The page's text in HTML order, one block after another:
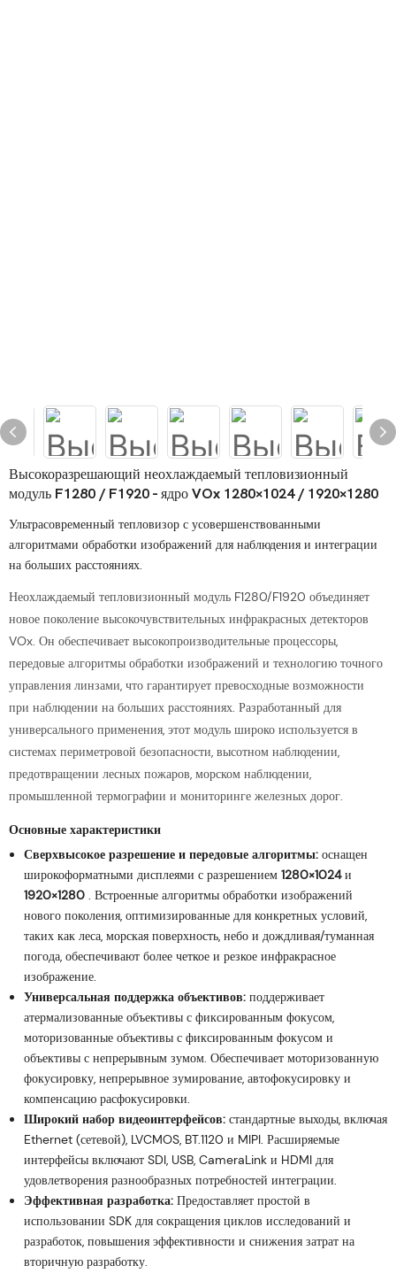
Высокоразрешающий неохлаждаемый тепловизионный
модуль F1280 / F1920 - ядро ​​VOx 1280×1024 / 1920×1280
Ультрасовременный тепловизор с усовершенствованными
алгоритмами обработки изображений для наблюдения и интеграции
на больших расстояниях.
Неохлаждаемый тепловизионный модуль F1280/F1920 объединяет
новое поколение высокочувствительных инфракрасных детекторов
VOx. Он обеспечивает высокопроизводительные процессоры,
передовые алгоритмы обработки изображений и технологию точного
управления линзами, что гарантирует превосходные возможности
при наблюдении на больших расстояниях. Разработанный для
универсального применения, этот модуль широко используется в
системах периметровой безопасности, высотном наблюдении,
предотвращении лесных пожаров, морском наблюдении,
промышленной термографии и мониторинге железных дорог.
Основные характеристики
Сверхвысокое разрешение и передовые алгоритмы:оснащен
широкоформатными дисплеями с разрешением 1280×1024и
1920×1280. Встроенные алгоритмы обработки изображений
нового поколения, оптимизированные для конкретных условий,
таких как леса, морская поверхность, небо и дождливая/туманная
погода, обеспечивают более четкое и резкое инфракрасное
изображение.
Универсальная поддержка объективов:поддерживает
атермализованные объективы с фиксированным фокусом,
моторизованные объективы с фиксированным фокусом и
объективы с непрерывным зумом. Обеспечивает моторизованную
фокусировку, непрерывное зумирование, автофокусировку и
компенсацию расфокусировки.
Широкий набор видеоинтерфейсов:стандартные выходы, включая
Ethernet (сетевой), LVCMOS, BT.1120 и MIPI. Расширяемые
интерфейсы включают SDI, USB, CameraLink и HDMI для
удовлетворения разнообразных потребностей интеграции.
Эффективная разработка:Предоставляет простой в
использовании SDK для сокращения циклов исследований и
разработок, повышения эффективности и снижения затрат на
вторичную разработку.